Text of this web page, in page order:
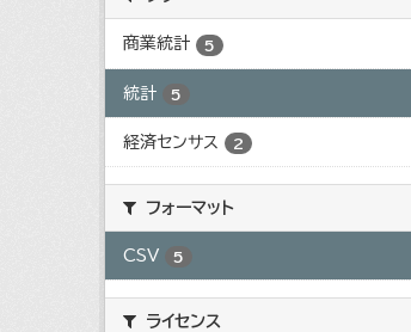
商業統計 5
統計 5
経済センサス 2
フォーマット
CSV 5
ライセンス